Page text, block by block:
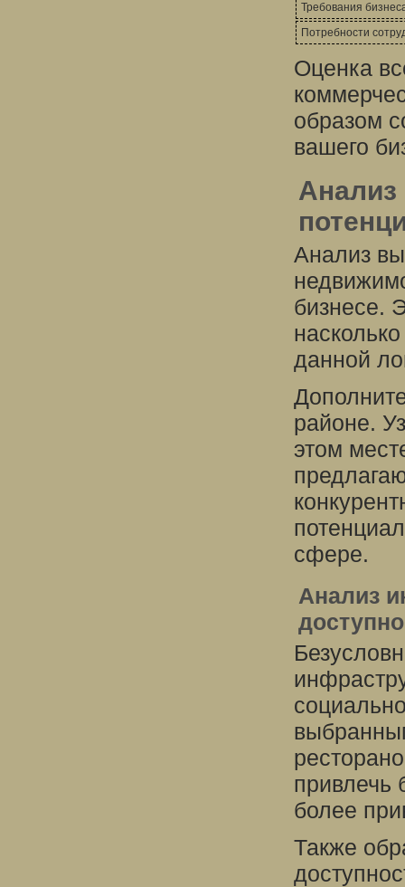
Требования
Потребности
Оценка
образом
вашего
Анализ
Анализ
бизнесе.
данной
районе.
этом
сфере.
Анализ
привлечь
более
Также